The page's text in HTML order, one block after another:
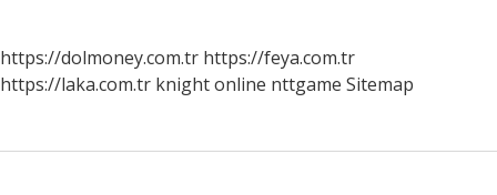
https://dolmoney.com.tr https://feya.com.tr
https://laka.com.tr knight online nttgame Sitemap